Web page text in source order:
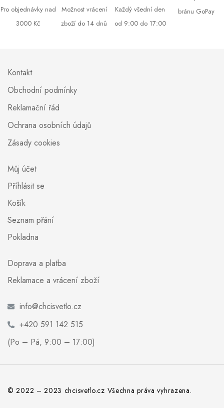
Pro objednávky nad
3000 Kč
Možnost vrácení
zboží do 14 dnů
Každý všední den
od 9:00 do 17:00
bránu GoPay
Kontakt
Obchodní podmínky
Reklamační řád
Ochrana osobních údajů
Zásady cookies
Můj účet
Příhlásit se
Košík
Seznam přání
Pokladna
Doprava a platba
Reklamace a vrácení zboží
info@chcisvetlo.cz
+420 591 142 515
(Po – Pá, 9:00 – 17:00)
© 2022 – 2023 chcisvetlo.cz Všechna práva vyhrazena.